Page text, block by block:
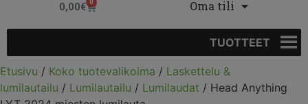
0,00€ Oma tili
TUOTTEET
Etusivu / Koko tuotevalikoima / Laskettelu &
lumilautailu / Lumilautailu / Lumilaudat / Head Anything